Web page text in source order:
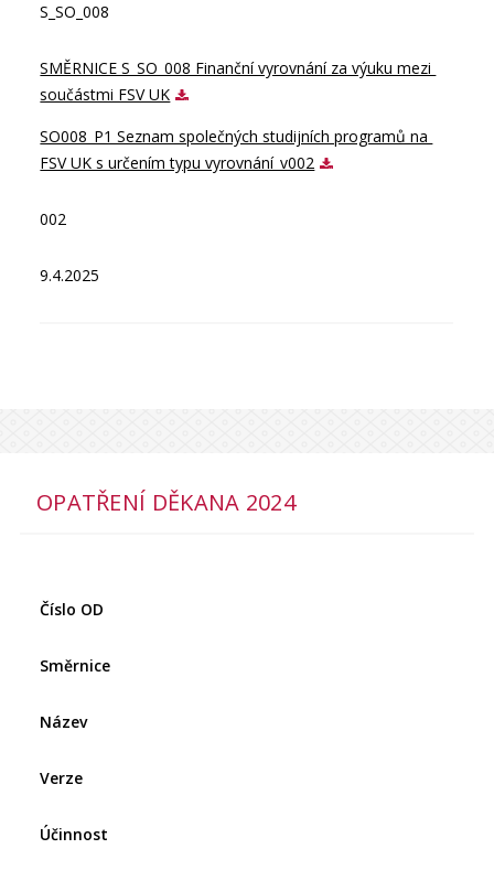
S_SO_008
SMĚRNICE S_SO_008 Finanční vyrovnání za výuku mezi
součástmi FSV UK
SO008_P1 Seznam společných studijních programů na
FSV UK s určením typu vyrovnání_v002
002
9.4.2025
OPATŘENÍ DĚKANA 2024
Číslo OD
Směrnice
Název
Verze
Účinnost